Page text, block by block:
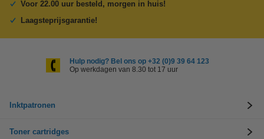
Voor 22.00 uur besteld, morgen in huis!
Laagsteprijsgarantie!
Hulp nodig? Bel ons op +32 (0)9 39 64 123
Op werkdagen van 8.30 tot 17 uur
Inktpatronen
Toner cartridges